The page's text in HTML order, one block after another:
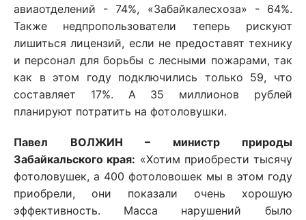
авиаотделений - 74%, «Забайкалесхоза» - 64%.
Также недпропользователи теперь рискуют
лишиться лицензий, если не предоставят технику
и персонал для борьбы с лесными пожарами, так
как в этом году подключились только 59, что
составляет 17%. А 35 миллионов рублей
планируют потратить на фотоловушки.
Павел ВОЛЖИН – министр природы
Забайкальского края: «Хотим приобрести тысячу
фотоловушек, а 400 фотоловошек мы в этом году
приобрели, они показали очень хорошую
эффективность.
Масса нарушений было